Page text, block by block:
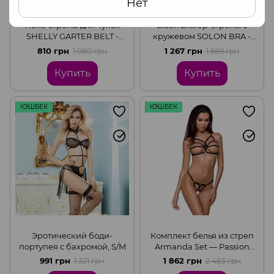
Нет
Пояс-стрепы для чулок
SHELLY GARTER BELT -
Passion Exclusive, Black,
810 грн 1 080 грн
Купить
Бюстгальтер-стрепы с
кружевом SOLON BRA -
Passion Exclusive, Black,
L/XL
1 267 грн 1 689 грн
Купить
КЭШБЕК
Эротический боди-
портупея с бахромой, S/M
991 грн 1 321 грн
КЭШБЕК
Комплект белья из стреп
Armanda Set — Passion
Exclusive, Black, S/M
1 862 грн 2 483 грн